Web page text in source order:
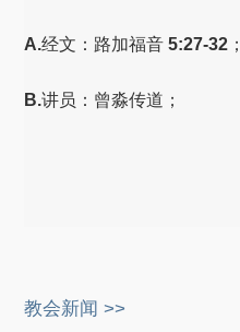
A.经文：路加福音5:27-32 ；
B.讲员：曾淼传道；
教会新闻 >>